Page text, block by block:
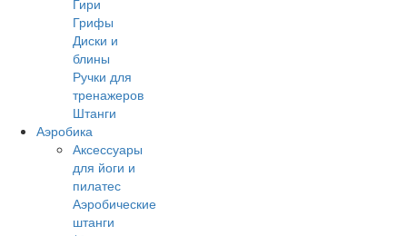
Гири
Грифы
Диски и
блины
Ручки для
тренажеров
Штанги
Аэробика
Аксессуары
для йоги и
пилатес
Аэробические
штанги